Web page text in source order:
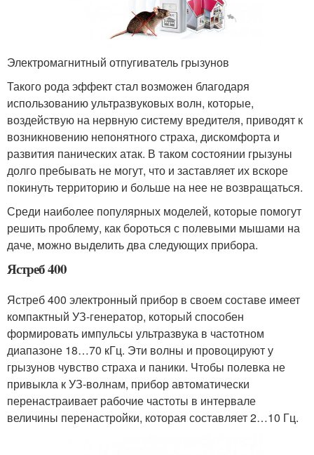
Электромагнитный отпугиватель грызунов
Такого рода эффект стал возможен благодаря
использованию ультразвуковых волн, которые,
воздействую на нервную систему вредителя, приводят к
возникновению непонятного страха, дискомфорта и
развития панических атак. В таком состоянии грызуны
долго пребывать не могут, что и заставляет их вскоре
покинуть территорию и больше на нее не возвращаться.
Среди наиболее популярных моделей, которые помогут
решить проблему, как бороться с полевыми мышами на
даче, можно выделить два следующих прибора.
Ястреб 400
Ястреб 400 электронный прибор в своем составе имеет
компактный УЗ-генератор, который способен
формировать импульсы ультразвука в частотном
диапазоне 18…70 кГц. Эти волны и провоцируют у
грызунов чувство страха и паники. Чтобы полевка не
привыкла к УЗ-волнам, прибор автоматически
перенастраивает рабочие частоты в интервале
величины перенастройки, которая составляет 2…10 Гц.